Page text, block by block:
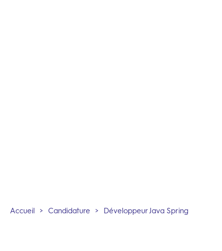
Accueil > Candidature > Développeur Java Spring